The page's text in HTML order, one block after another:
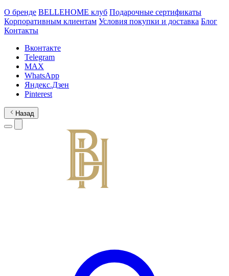
О бренде BELLEHOME клуб Подарочные сертификаты
Корпоративным клиентам Условия покупки и доставка Блог
Контакты
Вконтакте
Telegram
MAX
WhatsApp
Яндекс.Дзен
Pinterest
Назад